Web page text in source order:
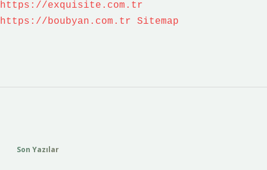
https://exquisite.com.tr
https://boubyan.com.tr
Sitemap
Son Yazılar